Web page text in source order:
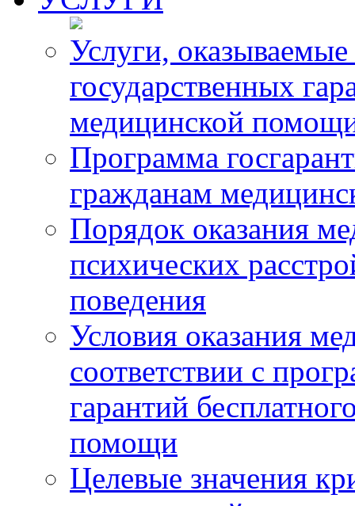
Услуги,
государственных
медицинской
Программа
гражданам
Порядок оказания
психических
поведения
Условия оказания
соответствии с
гарантий
помощи
Целевые значения